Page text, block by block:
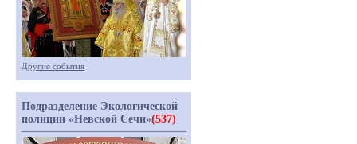
Другие события
Подразделение Экологической
полиции «Невской Сечи»(537)